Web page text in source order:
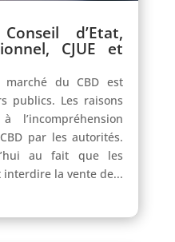
d’Etat,
CJUE et
du CBD est
publics. Les raisons
par les autorités.
au fait que les
la vente de...